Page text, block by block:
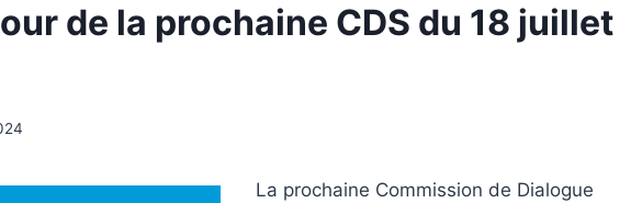
de la prochaine CDS du 18 juillet
La prochaine Commission de Dialogue